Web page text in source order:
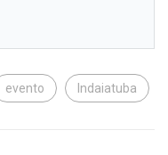
evento Indaiatuba